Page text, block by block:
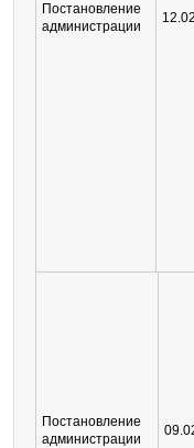
Постановление
администрации
Постановление
администрации